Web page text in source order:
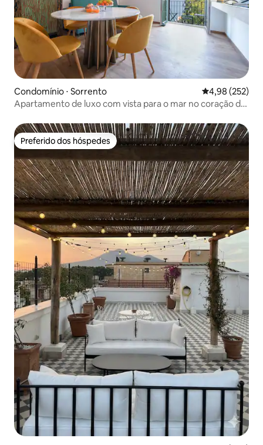
Condomínio ⋅ Sorrento 4,98 de uma
4,98 (252)
Apartamento de luxo com vista para o mar no coração de
Preferido dos hóspedes
Preferido dos hóspedes